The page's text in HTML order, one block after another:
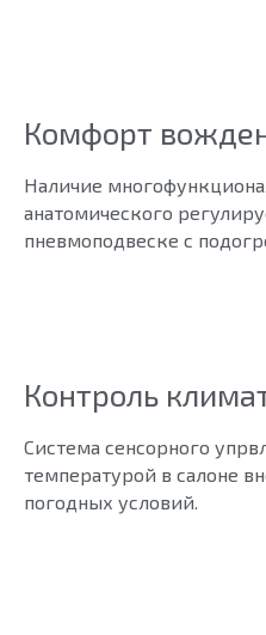
Комфорт
Наличие
анатомического
пневмоподвеске с
Контроль
Система сенсорного
температурой в салоне
погодных условий.